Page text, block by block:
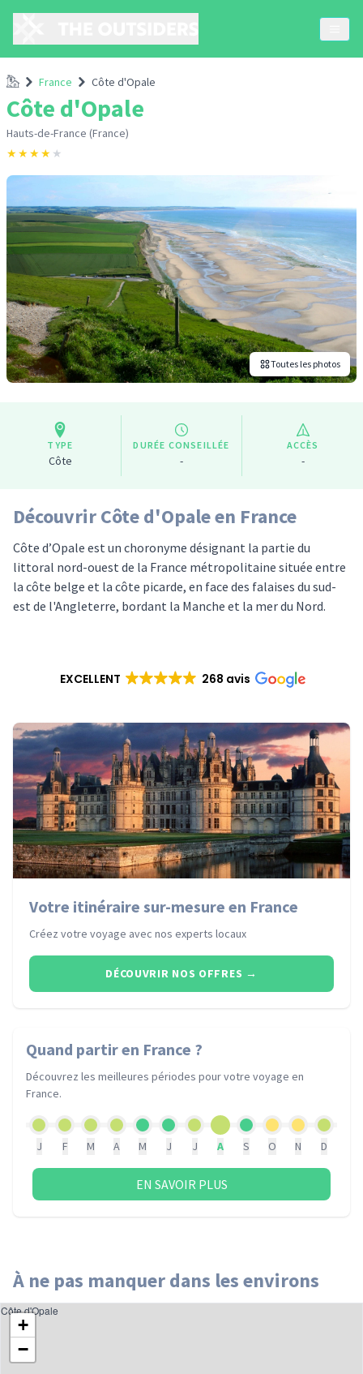
Accueil
France Côte d'Opale
Côte d'Opale
Hauts-de-France (France)
★★★★ ★
Toutes les photos
TYPE
Côte
DURÉE CONSEILLÉE
-
ACCÈS
-
Découvrir Côte d'Opale en France
Côte d’Opale est un choronyme désignant la partie du
littoral nord-ouest de la France métropolitaine située entre
la côte belge et la côte picarde, en face des falaises du sud-
est de l'Angleterre, bordant la Manche et la mer du Nord.
EXCELLENT 268 avis
Votre itinéraire sur-mesure en France
Créez votre voyage avec nos experts locaux
DÉCOUVRIR NOS OFFRES →
Quand partiren France ?
Découvrez les meilleures périodes pour votre voyage en
France.
J F M A M J J A S O N D
EN SAVOIR PLUS
À ne pas manquer dans les environs
+
−
Côte d'Opale